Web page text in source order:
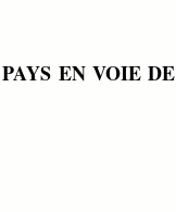
EN VOIE DE